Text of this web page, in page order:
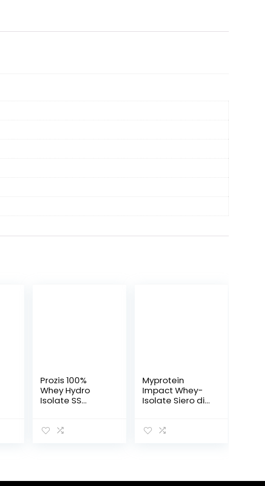
Prozis 100%
Whey Hydro
Isolate SS
Myprotein
Impact Whey-
Isolate Siero di